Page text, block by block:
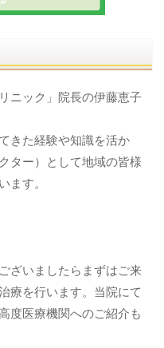
ニック」院長の伊藤恵子
きた経験や知識を活か
ター）として地域の皆様
ます。
ざいましたらまずはご来
療を行います。当院にて
度医療機関へのご紹介も